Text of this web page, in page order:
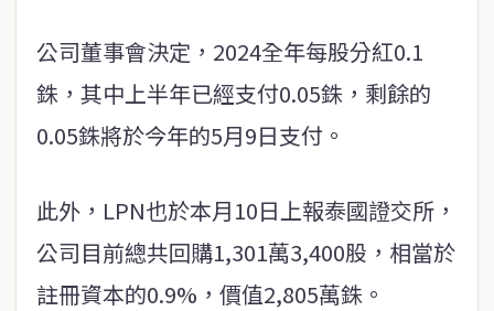
公司董事會決定，2024全年每股分紅0.1
銖，其中上半年已經支付0.05銖，剩餘的
0.05銖將於今年的5月9日支付。
此外，LPN也於本月10日上報泰國證交所，
公司目前總共回購1,301萬3,400股，相當於
註冊資本的0.9%，價值2,805萬銖。